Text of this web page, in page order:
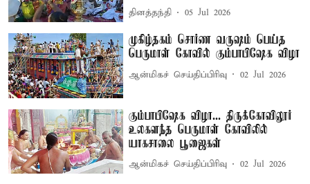
தினத்தந்தி 05 Jul 2026
முகிழ்தகம் சொர்ண வருஷம் பெய்த
பெருமாள் கோவில் கும்பாபிஷேக விழா
ஆன்மிகச் செய்திப்பிரிவு 02 Jul 2026
கும்பாபிஷேக விழா... திருக்கோவிலூர்
உலகளந்த பெருமாள் கோவிலில்
யாகசாலை பூஜைகள்
ஆன்மிகச் செய்திப்பிரிவு 02 Jul 2026